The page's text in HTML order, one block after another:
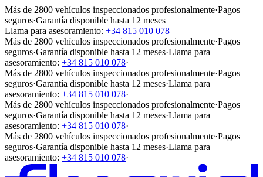
Más de 2800 vehículos inspeccionados profesionalmente·Pagos
seguros·Garantía disponible hasta 12 meses
Llama para asesoramiento: +34 815 010 078
Más de 2800 vehículos inspeccionados profesionalmente·Pagos
seguros·Garantía disponible hasta 12 meses·Llama para
asesoramiento: +34 815 010 078·
Más de 2800 vehículos inspeccionados profesionalmente·Pagos
seguros·Garantía disponible hasta 12 meses·Llama para
asesoramiento: +34 815 010 078·
Más de 2800 vehículos inspeccionados profesionalmente·Pagos
seguros·Garantía disponible hasta 12 meses·Llama para
asesoramiento: +34 815 010 078·
Más de 2800 vehículos inspeccionados profesionalmente·Pagos
seguros·Garantía disponible hasta 12 meses·Llama para
asesoramiento: +34 815 010 078·